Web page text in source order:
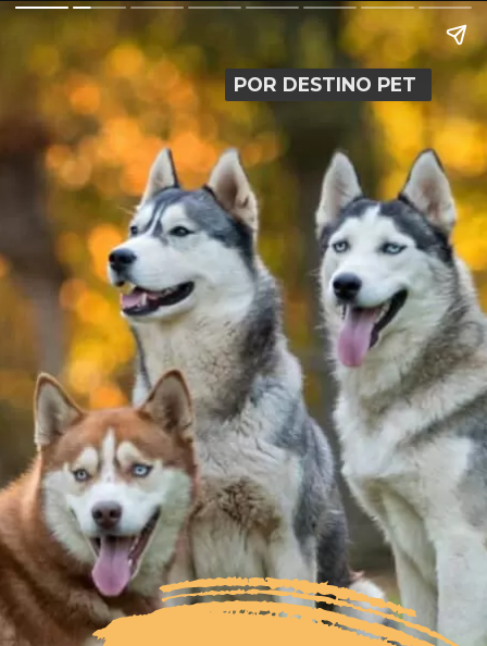
POR DESTINO PET
POR DESTINO PET